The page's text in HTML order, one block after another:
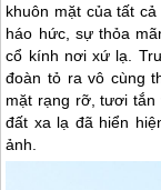
khuôn mặt của tất
háo hức, sự thỏa
cổ kính nơi xứ lạ.
đoàn tỏ ra vô cùng
mặt rạng rỡ, tươi tắn
đất xa lạ đã hiển
ảnh.